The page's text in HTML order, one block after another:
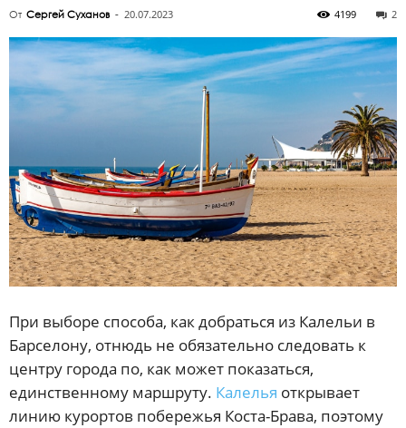
От Сергей Суханов - 20.07.2023 2
4199
При выборе способа, как добраться из Калельи в
Барселону, отнюдь не обязательно следовать к
центру города по, как может показаться,
единственному маршруту. Калелья открывает
линию курортов побережья Коста-Брава, поэтому